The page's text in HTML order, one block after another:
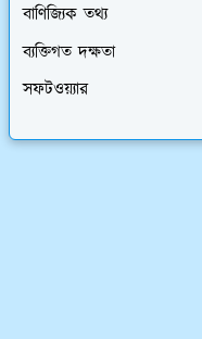
বাণিজ্যিক তথ্য
ব্যক্তিগত দক্ষতা
সফটওয়্যার